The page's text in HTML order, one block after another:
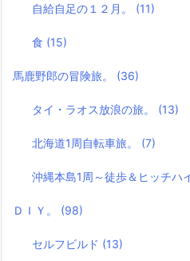
自給自足の１２月。 (11)
食 (15)
馬鹿野郎の冒険旅。 (36)
タイ・ラオス放浪の旅。 (13)
北海道1周自転車旅。 (7)
沖縄本島1周～徒歩＆ヒッチハ
ＤＩＹ。 (98)
セルフビルド (13)